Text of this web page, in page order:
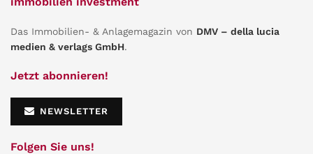
Das Immobilien- & Anlagemagazin von DMV – della lucia
medien & verlags GmbH.
Jetzt abonnieren!
NEWSLETTER
Folgen Sie uns!